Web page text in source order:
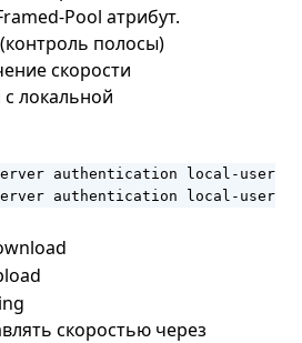
Pool атрибут.
полосы)
скорости
локальной
authentication local-users
authentication local-users
скоростью через